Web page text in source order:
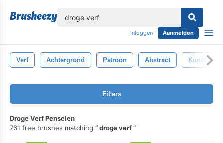
Inloggen Aanmelden
Verf Achtergrond Patroon Abstract Kunst
Filters
Droge Verf Penselen
761 free brushes matching
droge verf